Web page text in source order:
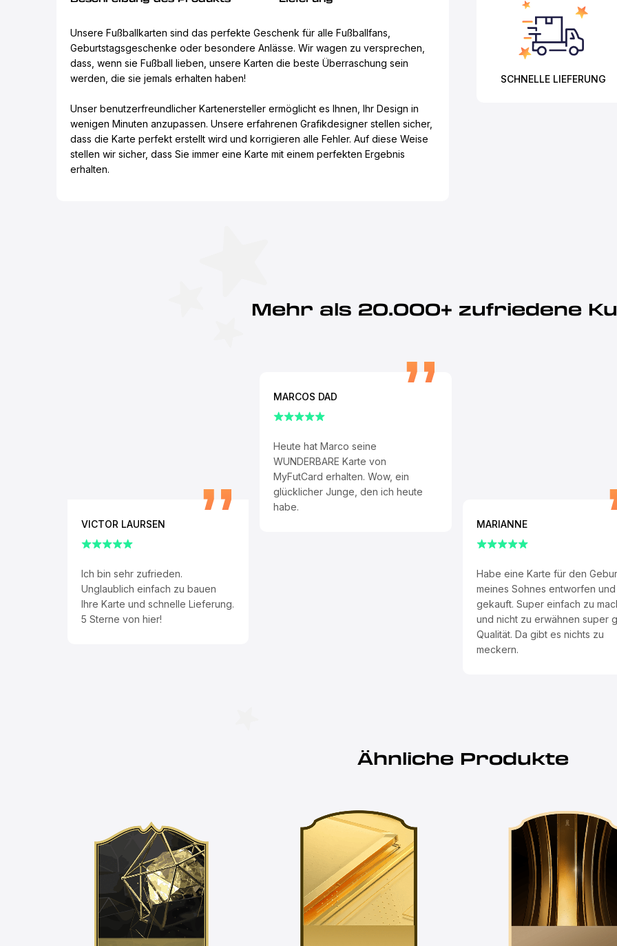
Unsere Fußballkarten sind das perfekte Geschenk für alle Fußballfans,
Geburtstagsgeschenke oder besondere Anlässe. Wir wagen zu versprechen,
dass, wenn sie Fußball lieben, unsere Karten die beste Überraschung sein
werden, die sie jemals erhalten haben!
Unser benutzerfreundlicher Kartenersteller ermöglicht es Ihnen, Ihr Design in
wenigen Minuten anzupassen. Unsere erfahrenen Grafikdesigner stellen sicher,
dass die Karte perfekt erstellt wird und korrigieren alle Fehler. Auf diese Weise
stellen wir sicher, dass Sie immer eine Karte mit einem perfekten Ergebnis
erhalten.
SCHNELLE LIEFERUNG
Mehr als 20.000+ zufriedene
VICTOR LAURSEN
Ich bin sehr zufrieden.
Unglaublich einfach zu bauen
Ihre Karte und schnelle Lieferung.
5 Sterne von hier!
MARCOS DAD
Heute hat Marco seine
WUNDERBARE Karte von
MyFutCard erhalten. Wow, ein
glücklicher Junge, den ich heute
habe.
MARIANNE
Habe eine Karte für den
meines Sohnes entworfen und
gekauft. Super einfach zu
und nicht zu erwähnen super
Qualität. Da gibt es nichts zu
meckern.
Ähnliche Produkte